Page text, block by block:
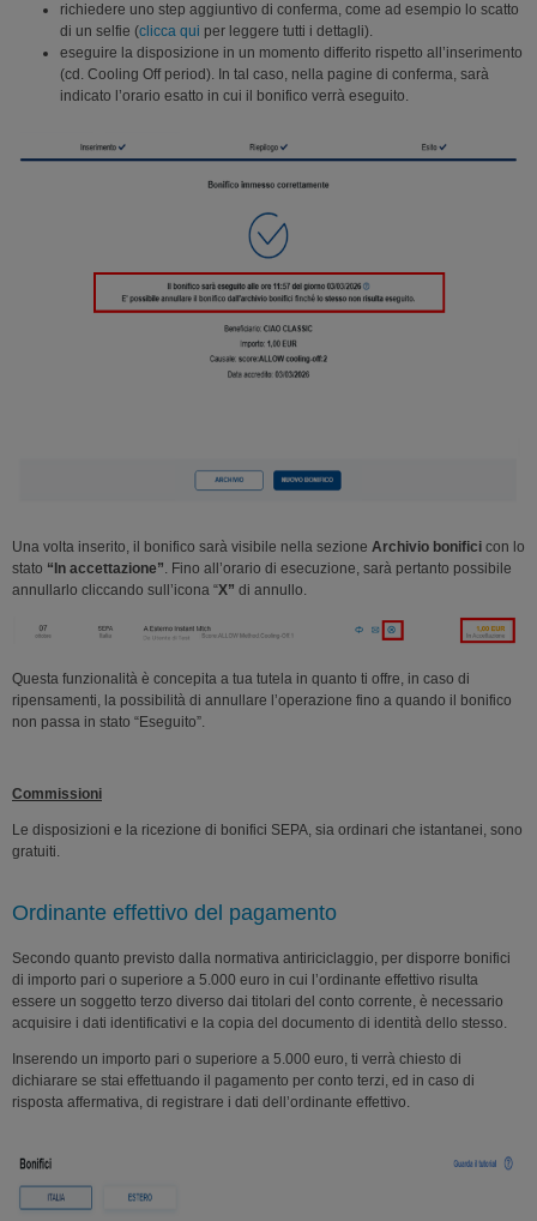
richiedere uno step aggiuntivo di conferma, come ad esempio lo scatto
di un selfie (clicca qui per leggere tutti i dettagli).
eseguire la disposizione in un momento differito rispetto all’inserimento
(cd. Cooling Off period). In tal caso, nella pagine di conferma, sarà
indicato l’orario esatto in cui il bonifico verrà eseguito.
Una volta inserito, il bonifico sarà visibile nella sezione Archivio bonifici con lo
stato “In accettazione”. Fino all’orario di esecuzione, sarà pertanto possibile
annullarlo cliccando sull’icona “X” di annullo.
Questa funzionalità è concepita a tua tutela in quanto ti offre, in caso di
ripensamenti, la possibilità di annullare l’operazione fino a quando il bonifico
non passa in stato “Eseguito”.
Commissioni
Le disposizioni e la ricezione di bonifici SEPA, sia ordinari che istantanei, sono
gratuiti.
Ordinante effettivo del pagamento
Secondo quanto previsto dalla normativa antiriciclaggio, per disporre bonifici
di importo pari o superiore a 5.000 euro in cui l’ordinante effettivo risulta
essere un soggetto terzo diverso dai titolari del conto corrente, è necessario
acquisire i dati identificativi e la copia del documento di identità dello stesso.
Inserendo un importo pari o superiore a 5.000 euro, ti verrà chiesto di
dichiarare se stai effettuando il pagamento per conto terzi, ed in caso di
risposta affermativa, di registrare i dati dell’ordinante effettivo.